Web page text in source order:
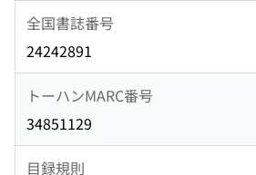
全国書誌番号
24242891
トーハンMARC番号
34851129
目録規則